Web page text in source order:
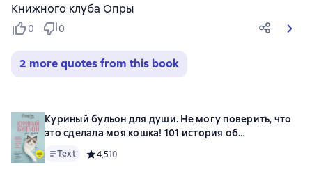
Книжного клуба Опры
0 0
2 more quotes from this book
Куриный бульон для души. Не могу поверить, что
это сделала моя кошка! 101 история об
Text Средний рейтинг 4,5 на основе 10 оценок
4,510